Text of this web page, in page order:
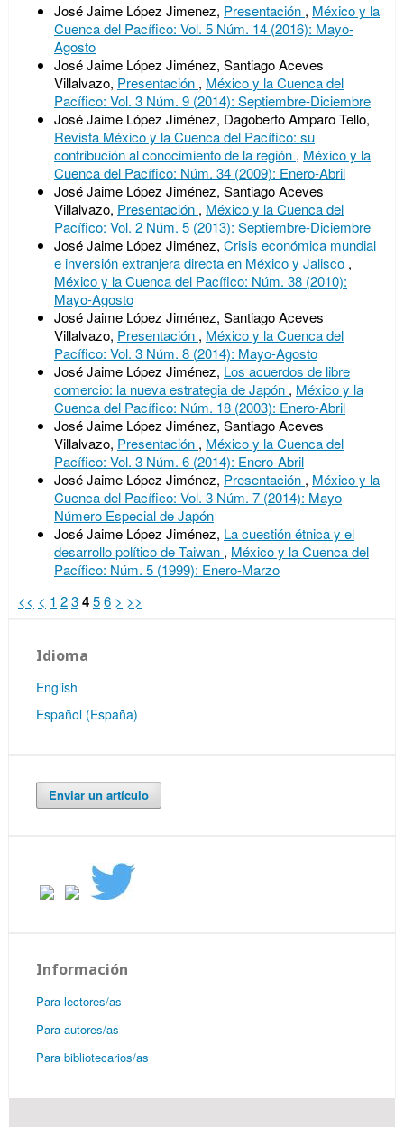
José Jaime López Jimenez, Presentación , México y la
Cuenca del Pacífico: Vol. 5 Núm. 14 (2016): Mayo-
Agosto
José Jaime López Jiménez, Santiago Aceves
Villalvazo, Presentación , México y la Cuenca del
Pacífico: Vol. 3 Núm. 9 (2014): Septiembre-Diciembre
José Jaime López Jiménez, Dagoberto Amparo Tello,
Revista México y la Cuenca del Pacífico: su
contribución al conocimiento de la región , México y la
Cuenca del Pacífico: Núm. 34 (2009): Enero-Abril
José Jaime López Jiménez, Santiago Aceves
Villalvazo, Presentación , México y la Cuenca del
Pacífico: Vol. 2 Núm. 5 (2013): Septiembre-Diciembre
José Jaime López Jiménez, Crisis económica mundial
e inversión extranjera directa en México y Jalisco ,
México y la Cuenca del Pacífico: Núm. 38 (2010):
Mayo-Agosto
José Jaime López Jiménez, Santiago Aceves
Villalvazo, Presentación , México y la Cuenca del
Pacífico: Vol. 3 Núm. 8 (2014): Mayo-Agosto
José Jaime López Jiménez, Los acuerdos de libre
comercio: la nueva estrategia de Japón , México y la
Cuenca del Pacífico: Núm. 18 (2003): Enero-Abril
José Jaime López Jiménez, Santiago Aceves
Villalvazo, Presentación , México y la Cuenca del
Pacífico: Vol. 3 Núm. 6 (2014): Enero-Abril
José Jaime López Jiménez, Presentación , México y la
Cuenca del Pacífico: Vol. 3 Núm. 7 (2014): Mayo
Número Especial de Japón
José Jaime López Jiménez, La cuestión étnica y el
desarrollo político de Taiwan , México y la Cuenca del
Pacífico: Núm. 5 (1999): Enero-Marzo
<< < 1 23456 > >>
Idioma
English
Español (España)
Enviar un artículo
Información
Para lectores/as
Para autores/as
Para bibliotecarios/as